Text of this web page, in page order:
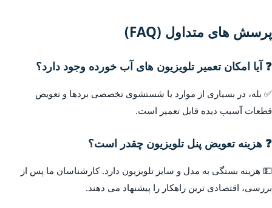
پرسش های متداول (FAQ)
❓ آیا امکان تعمیر تلویزیون های آب خورده وجود دارد؟
✅ بله، در بسیاری از موارد با شستشوی تخصصی بردها و تعویض
قطعات آسیب دیده قابل تعمیر است.
❓ هزینه تعویض پنل تلویزیون چقدر است؟
💵 هزینه بستگی به مدل و سایز تلویزیون دارد. کارشناسان ما پس از
بررسی، اقتصادی ترین راهکار را پیشنهاد می دهند.